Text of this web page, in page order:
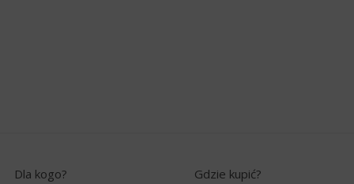
Dla kogo? Gdzie kupić?